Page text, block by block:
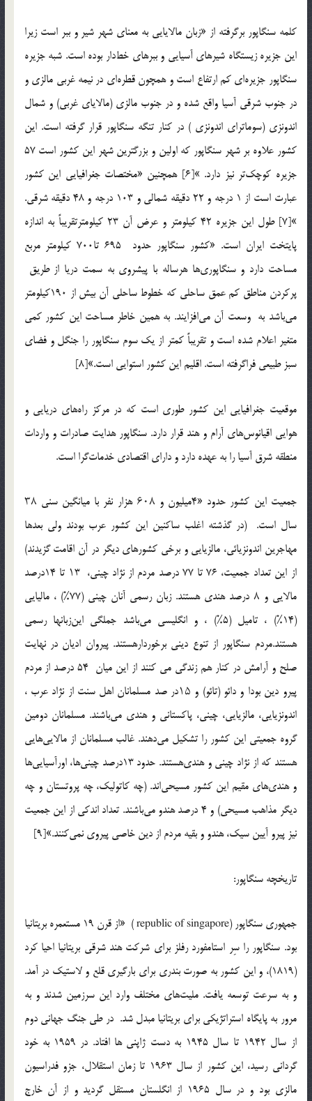
کلمه سنگاپور برگرفته از «زبان مالايايي به معناي شهر شير و ببر است زيرا
اين جزيره زيستگاه شيرهاي آسيايي و ببرهاي خط‌دار بوده است. شبه جزيره
سنگاپور جزيره‌اي كم ارتفاع است و همچون قطره‌اي در نيمه غربي مالزي و
در جنوب شرقي آسيا واقع شده و در جنوب مالزي (مالاياي غربي) و شمال
اندونزي (سوماتراي اندونزي ) در کنار تنگه سنگاپور قرار گرفته است. اين
كشور علاوه بر شهر سنگاپور كه اولين و بزرگترين شهر اين كشور است 57
جزيره كوچك‌تر نيز دارد. »[6] همچنين «مختصات جغرافيايي اين كشور
عبارت است از 1 درجه و 22 دقيقه شمالي و 103 درجه و 48 دقيقه شرقي.
»[7] طول اين جزيره 42 كيلومتر و عرض آن 23 كيلومترتقريباً به اندازه
پايتخت ايران است. «کشور سنگاپور حدود 695 تا700 کيلومتر مربع
مساحت دارد و سنگاپوري‌ها هرساله با پيشروي به سمت دريا از طريق
پركردن مناطق كم عمق ساحلي كه خطوط ساحلي آن بيش از 190كيلومتر
مي‌باشد به وسعت آن مي‌افزايند. به همين خاطر مساحت اين كشور كمي
متغير اعلام شده است و تقريباً كمتر از يك سوم سنگاپور را جنگل و فضاي
سبز طبيعي فراگرفته است. اقليم اين كشور استوايي است.»[8]
موقعيت جغرافيايي اين کشور طوري است که در مرکز راه‌هاي دريايي و
هوايي اقيانوس‌هاي آرام و هند قرار دارد. سنگاپور هدايت صادرات و واردات
منطقه شرق آسيا را به عهده دارد و داراي اقتصادي خدمات‌گرا است.
جمعيت اين کشور حدود «4ميليون و ۶۰۸ هزار نفر با ميانگين سني ۳۸
سال است. (در گذشته اغلب ساکنين اين كشور عرب بودند ولي بعدها
مهاجرين اندونزيائي، مالزيايي و برخي کشورهاي ديگر در آن اقامت گزيدند)
از اين تعداد جمعيت، 76 تا 77 درصد مردم از نژاد چيني، ۱3 تا 14درصد
مالايي و ۸ درصد هندي هستند. زبان رسمي آنان چيني (77%) ، ماليايي
(14%) ، تاميل (5%) ، و انگليسي مي‌باشد جملگي اين‌زبانها رسمي
هستند.مردم سنگاپور از تنوع ديني برخوردارهستند. پيروان اديان در نهايت
صلح و آرامش در کنار هم زندگي مي کنند از اين ميان 54 درصد از مردم
پيرو دين بودا و دائو (تائو) و ۱۵در صد مسلمانان اهل سنت از نژاد عرب ،
اندونزيايي، مالزيايي، چيني، پاکستاني و هندي مي‌باشند. مسلمانان دومين
گروه جمعيتي اين كشور را تشكيل مي‌دهند. غالب مسلمانان از مالايي‌هايي
هستند كه از نژاد چيني‌ و هندي‌هستند. حدود 13درصد چيني‌ها، اورآسيايي‌ها
و هندي‌هاي مقيم اين کشور مسيحي‌اند. (چه کاتوليک، چه پروتستان و چه
ديگر مذاهب مسيحي) و 4 درصد هندو مي‌باشند. تعداد اندكي از اين جمعيت
نيز پيرو آيين سيک، هندو و بقيه مردم از دين خاصي پيروي نمي‌كنند.»[9]
تاريخچه سنگاپور:
جمهوري سنگاپور (republic of singapore ) «از قرن 19 مستعمره‌ بريتانيا
بود. سنگاپور را سِر استامفورد رفلز براي شركت هند شرقي بريتانيا احيا كرد
(1819)، و اين كشور به صورت بندري براي بارگيري قلع و لاستيك در آمد.
و به سرعت توسعه يافت. مليت‌هاي مختلف وارد اين سرزمين شدند و به
مرور به پايگاه استراتژيكي براي بريتانيا مبدل شد. در طي جنگ جهاني دوم
از سال 1942 تا سال 1945 به دست ژاپني ها افتاد. در 1959 به خود
گرداني رسيد، اين کشور از سال 1963 تا زمان استقلال، جزو فدراسيون
مالزي بود و در سال 1965 از انگلستان مستقل گرديد و از آن خارج